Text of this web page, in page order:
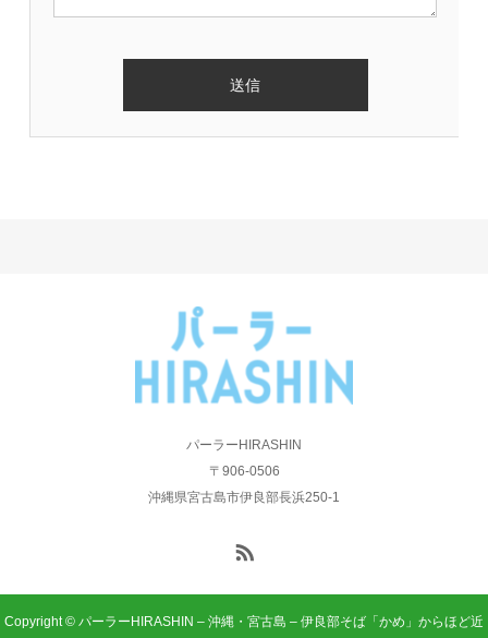
パーラーHIRASHIN
〒906-0506
沖縄県宮古島市伊良部長浜250-1
Copyright © パーラーHIRASHIN – 沖縄・宮古島 – 伊良部そば「かめ」からほど近